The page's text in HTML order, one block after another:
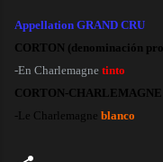
Appellation GRAND CRU
CORTON (denominación
-En Charlemagne tinto
CORTON-CHARLEMAGNE
-Le Charlemagne blanco